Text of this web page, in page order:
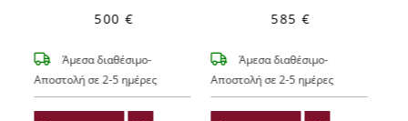
500 €
Άμεσα διαθέσιμο-
Αποστολή σε 2-5 ημέρες
585 €
Άμεσα διαθέσιμο-
Αποστολή σε 2-5 ημέρες